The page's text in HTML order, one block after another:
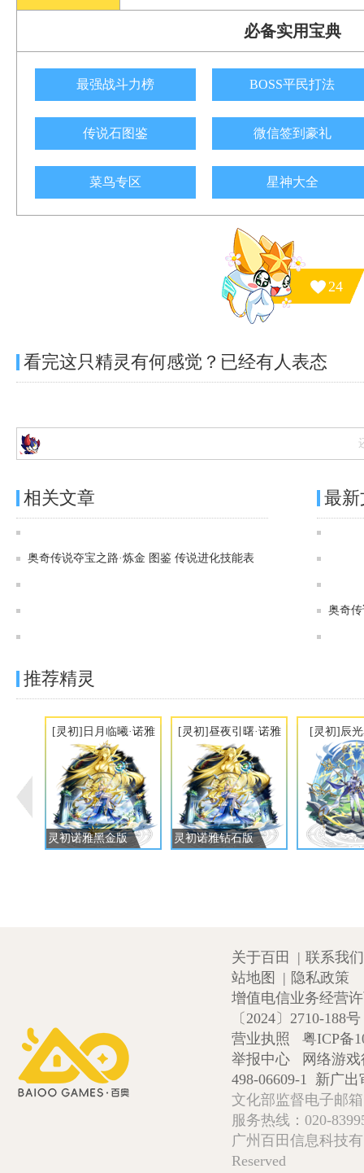
必备实用宝典
最强战斗力榜 BOSS平民打法
传说石图鉴 微信签到豪礼
菜鸟专区 星神大全
24
看完这只精灵有何感觉？已经有人表态
相关文章
奥奇传说夺宝之路·炼金 图鉴 传说进化技能表
最
奥奇
推荐精灵
[灵初]日月临曦·诺雅
灵初诺雅黑金版
[灵初]昼夜引曙·诺雅
灵初诺雅钻石版
[灵初]辰
关于百田 | 联系我们
站地图
| 隐私政策
增值电信业务经营
〔2024〕2710-188号
营业执照
粤ICP备
举报中心
网络游
498-06609-1 新广出
文化部监督电子邮
服务热线：020-
广州百田信息科技
Reserved